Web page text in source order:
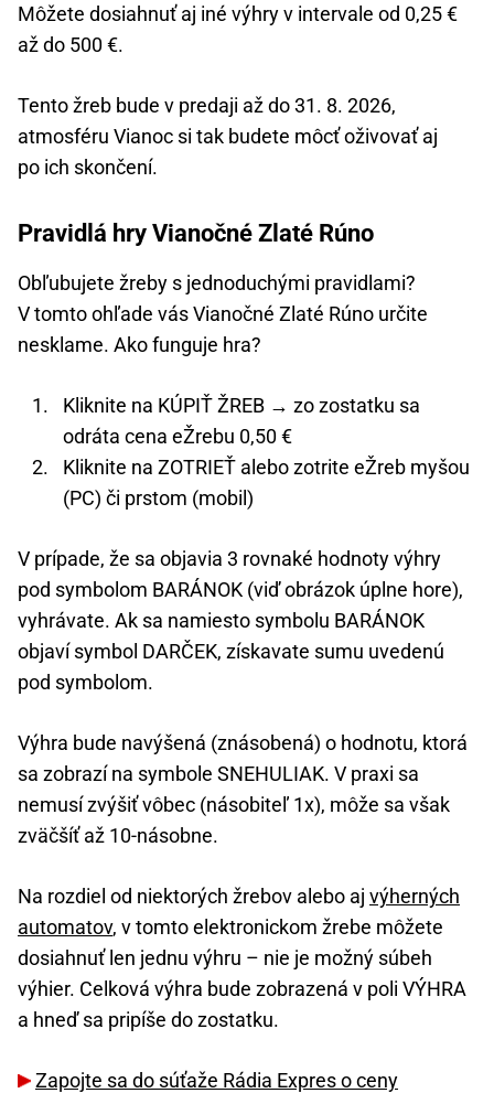
Môžete dosiahnuť aj iné výhry v intervale od 0,25 €
až do 500 €.
Tento žreb bude v predaji až do 31. 8. 2026,
atmosféru Vianoc si tak budete môcť oživovať aj
po ich skončení.
Pravidlá hry Vianočné Zlaté Rúno
Obľubujete žreby s jednoduchými pravidlami?
V tomto ohľade vás Vianočné Zlaté Rúno určite
nesklame. Ako funguje hra?
Kliknite na KÚPIŤ ŽREB → zo zostatku sa
odráta cena eŽrebu 0,50 €
Kliknite na ZOTRIEŤ alebo zotrite eŽreb myšou
(PC) či prstom (mobil)
V prípade, že sa objavia 3 rovnaké hodnoty výhry
pod symbolom BARÁNOK (viď obrázok úplne hore),
vyhrávate. Ak sa namiesto symbolu BARÁNOK
objaví symbol DARČEK, získavate sumu uvedenú
pod symbolom.
Výhra bude navýšená (znásobená) o hodnotu, ktorá
sa zobrazí na symbole SNEHULIAK. V praxi sa
nemusí zvýšiť vôbec (násobiteľ 1x), môže sa však
zväčšíť až 10-násobne.
Na rozdiel od niektorých žrebov alebo aj výherných
automatov, v tomto elektronickom žrebe môžete
dosiahnuť len jednu výhru – nie je možný súbeh
výhier. Celková výhra bude zobrazená v poli VÝHRA
a hneď sa pripíše do zostatku.
Zapojte sa do súťaže Rádia Expres o ceny